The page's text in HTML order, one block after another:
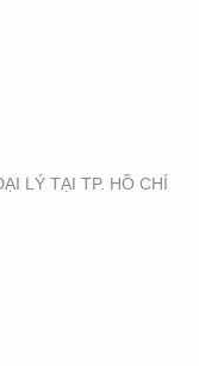
LÝ TẠI TP. HỒ CHÍ